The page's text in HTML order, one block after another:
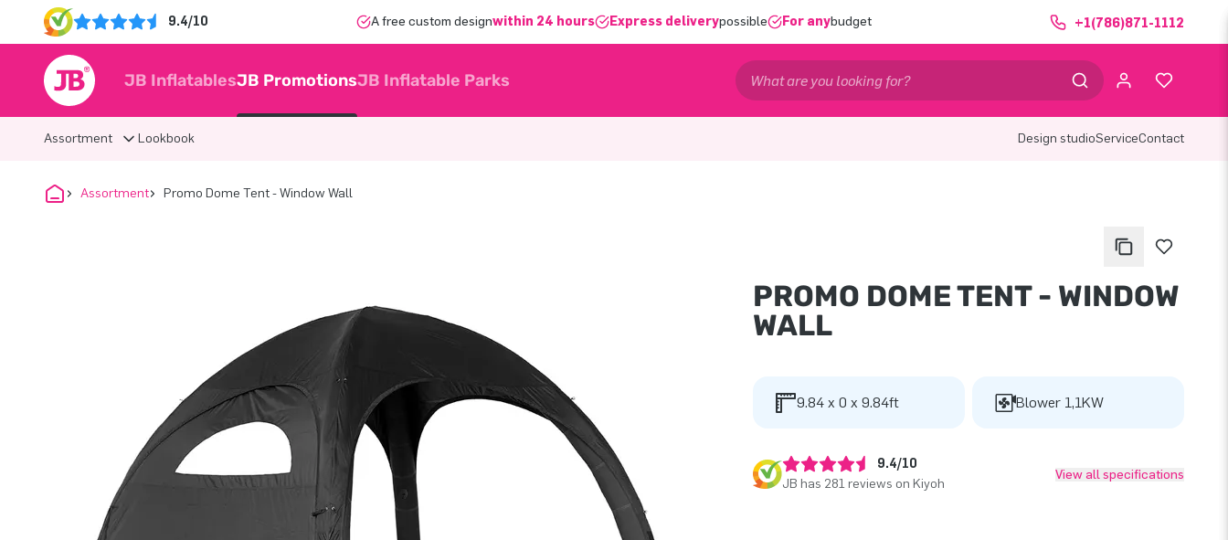
9.4/10 A free custom designwithin 24 hours Express deliverypossible For anybudget +1(786)871-1112
JB InflatablesJB PromotionsJB Inflatable Parks
Assortment Lookbook Design studioServiceContact
Assortment Promo Dome Tent - Window Wall
PROMO DOME TENT - WINDOW
WALL
9.84 x 0 x 9.84ft Blower 1,1KW
9.4/10
JB has 281 reviews on Kiyoh
View all specifications